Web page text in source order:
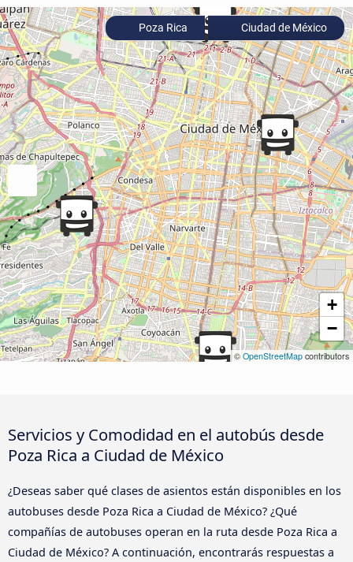
+
−
© OpenStreetMap contributors
Poza Rica Ciudad de México
Servicios y Comodidad en el autobús desde
Poza Rica a Ciudad de México
¿Deseas saber qué clases de asientos están disponibles en los
autobuses desde Poza Rica a Ciudad de México? ¿Qué
compañías de autobuses operan en la ruta desde Poza Rica a
Ciudad de México? A continuación, encontrarás respuestas a